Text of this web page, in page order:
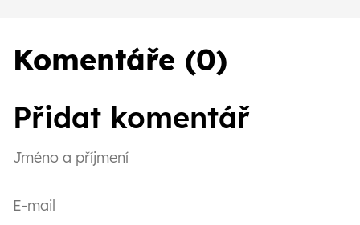
Komentáře (0)
Přidat komentář